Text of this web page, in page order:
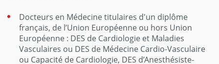
Docteurs en Médecine titulaires d'un diplôme
français, de l’Union Européenne ou hors Union
Européenne : DES de Cardiologie et Maladies
Vasculaires ou DES de Médecine Cardio-Vasculaire
ou Capacité de Cardiologie, DES d’Anesthésiste-